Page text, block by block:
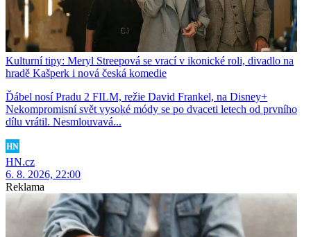
Kulturní tipy: Meryl Streepová se vrací v ikonické roli, divadlo na
hradě Kašperk i nová česká komedie
Ďábel nosí Pradu 2 FILM, režie David Frankel, na Disney+
Nekompromisní svět vysoké módy se po dvaceti letech od prvního
dílu vrátil. Nesmlouvavá...
HN.cz
6. 8. 2026, 22:00
Reklama